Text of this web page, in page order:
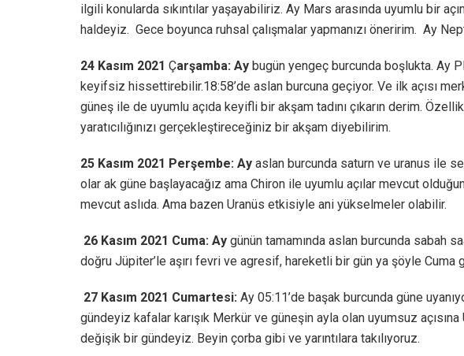
ilgili konularda sıkıntılar yaşayabiliriz. Ay Mars arasında uyumlu bir
haldeyiz. Gece boyunca ruhsal çalışmalar yapmanızı öneririm. Ay
24 Kasım 2021 Çarşamba: Ay bugün yengeç burcunda boşlukta. Ay
keyifsiz hissettirebilir.18:58’de aslan burcuna geçiyor. Ve ilk açısı
güneş ile de uyumlu açıda keyifli bir akşam tadını çıkarın derim.
yaratıcılığınızı gerçekleştireceğiniz bir akşam diyebilirim.
25 Kasım 2021 Perşembe: Ay aslan burcunda saturn ve uranus ile
olar ak güne başlayacağız ama Chiron ile uyumlu açılar mevcut
mevcut aslıda. Ama bazen Uranüs etkisiyle ani yükselmeler olabilir.
26 Kasım 2021 Cuma: Ay günün tamamında aslan burcunda sabah
doğru Jüpiter’le aşırı fevri ve agresif, hareketli bir gün ya şöyle Cuma
27 Kasım 2021 Cumartesi: Ay 05:11’de başak burcunda güne
gündeyiz kafalar karışık Merkür ve güneşin ayla olan uyumsuz
değişik bir gündeyiz. Beyin çorba gibi ve yarıntılara takılıyoruz.